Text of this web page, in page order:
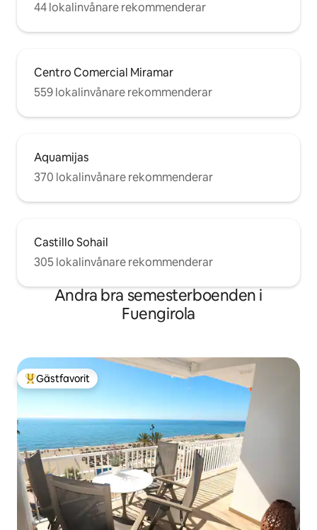
44 lokalinvånare rekommenderar
Centro Comercial Miramar
559 lokalinvånare rekommenderar
Aquamijas
370 lokalinvånare rekommenderar
Castillo Sohail
305 lokalinvånare rekommenderar
Andra bra semesterboenden i
Fuengirola
Populär gästfavorit
Gästfavorit